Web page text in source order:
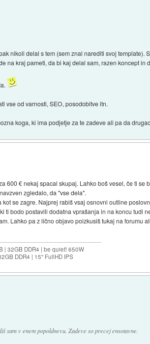
nikoli delal s tem (sem znal narediti svoj template).
na kraj pameti, da bi kaj delal sam, razen koncept in
vse od varnosti, SEO, posodobitve itn.
koga, ki ima podjetje za te zadeve ali pa da
600 € nekaj spacal skupaj. Lahko boš vesel, če ti
zgledalo, da "vse dela".
se zagre. Najprej rabiš vsaj osnovni outline
ti bodo postavili dodatna vprašanja in na koncu tudi
Lahko pa z lično objavo poizkusiš tukaj na forumu
| 32GB DDR4 | be quiet! 650W
DDR4 | 15" FullHD IPS
sam v enem popoldnevu. Zadeve so precej ensotavne.